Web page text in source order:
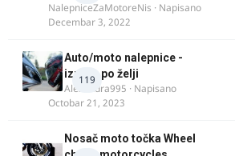
NalepniceZaMotoreNis · Napisano
Decembar 3, 2022
119
Auto/moto nalepnice -
izrada po želji
Alexandra995 · Napisano
Octobar 21, 2023
Nosač moto točka Wheel